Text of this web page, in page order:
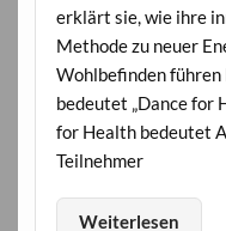
erklärt sie, wie ihre
Methode zu neuer
Wohlbefinden führen
bedeutet „Dance for
for Health bedeutet
Teilnehmer
Weiterlesen